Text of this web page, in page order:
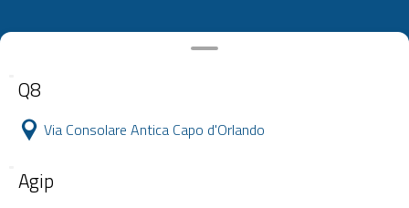
Q8
Via Consolare Antica Capo d'Orlando
Agip